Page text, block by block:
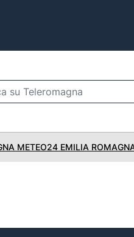
METEO24 EMILIA